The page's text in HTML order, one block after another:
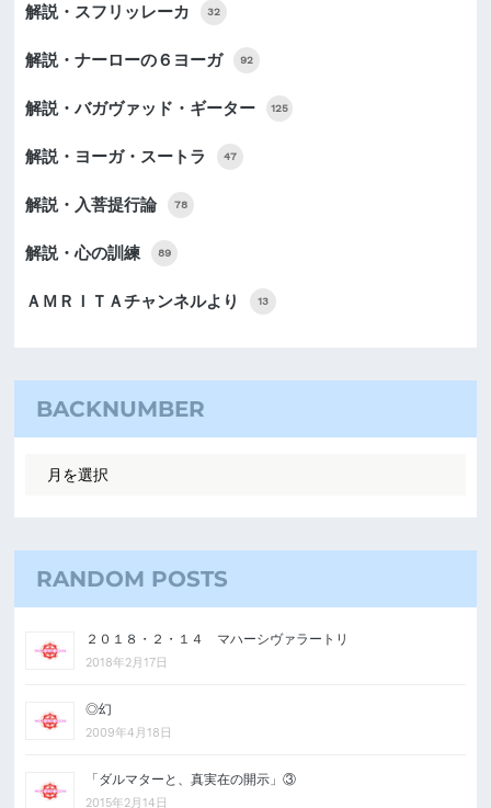
解説・スフリッレーカ 32
解説・ナーローの６ヨーガ 92
解説・バガヴァッド・ギーター 125
解説・ヨーガ・スートラ 47
解説・入菩提行論 78
解説・心の訓練 89
ＡＭＲＩＴＡチャンネルより 13
BACKNUMBER
RANDOM POSTS
２０１８・２・１４ マハーシヴァラートリ
2018年2月17日
◎幻
2009年4月18日
「ダルマターと、真実在の開示」③
2015年2月14日